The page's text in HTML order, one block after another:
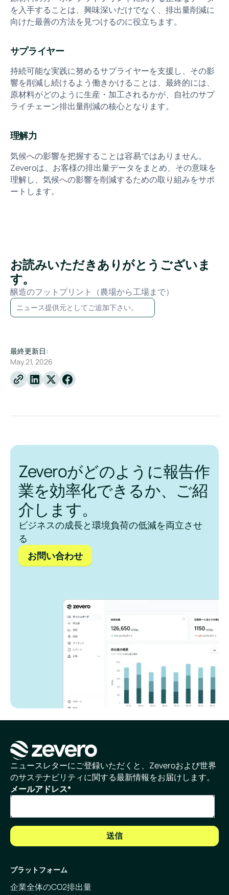
最終更新日:
May 21, 2026
Linkedin
X Facebook
を入手することは、興味深いだけでなく、排出量削減に
向けた最善の方法を見つけるのに役立ちます。
サプライヤー
持続可能な実践に努めるサプライヤーを支援し、その影
響を削減し続けるよう働きかけることは、最終的には、
原材料がどのように生産・加工されるかが、自社のサプ
ライチェーン排出量削減の核心となります。
理解力
気候への影響を把握することは容易ではありません。
Zeveroは、お客様の排出量データをまとめ、その意味を
理解し、気候への影響を削減するための取り組みをサポ
ートします。
お読みいただきありがとうございま
す。
醸造のフットプリント（農場から工場まで）
ニュース提供元としてご追加下さい。
Zeveroがどのように報告作
業を効率化できるか、ご紹
介します。
ビジネスの成長と環境負荷の低減を両立させ
る
お問い合わせ
ホームページ
ニュースレターにご登録いただくと、Zeveroおよび世界
のサステナビリティに関する最新情報をお届けします。
メールアドレス*
プラットフォーム
企業全体のCO2排出量